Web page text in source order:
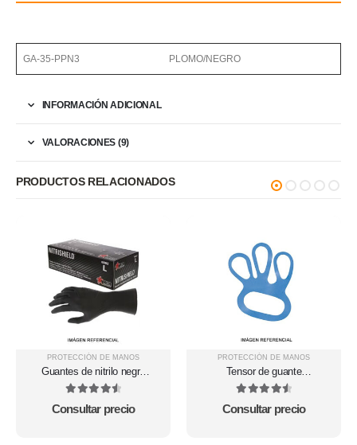
GA-35-PPN3 PLOMO/NEGRO
INFORMACIÓN ADICIONAL
VALORACIONES (9)
PRODUCTOS RELACIONADOS
PROTECCIÓN DE MANOS
Guantes de nitrilo negro
Grippaz texturizado powder
4.67 out of 5
Consultar precio
PROTECCIÓN DE MANOS
Tensor de guante
GloveFitter
4.63 out of 5
Consultar precio